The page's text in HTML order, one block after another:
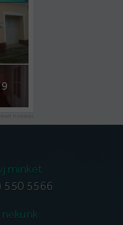
hirdetés
minket
550 5566
nekünk